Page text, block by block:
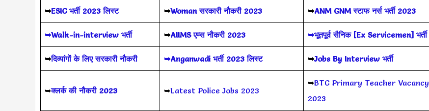
➥ESIC भर्ती 2023 लिस्ट ➥Woman सरकारी नौकरी 2023 ➥ANM GNM स्टाफ नर्स भर्ती 2023
➥Walk-in-interview भर्ती ➥AIIMS एम्स नौकरी 2023 ➥भूतपूर्व सैनिक [Ex Servicemen] भर्ती
➥दिव्यांगों के लिए सरकारी नौकरी ➥Anganwadi भर्ती 2023 लिस्ट ➥Jobs By Interview भर्ती
➥क्लर्क की नौकरी 2023 ➥Latest Police Jobs 2023
➥BTC Primary Teacher Vacancy
2023